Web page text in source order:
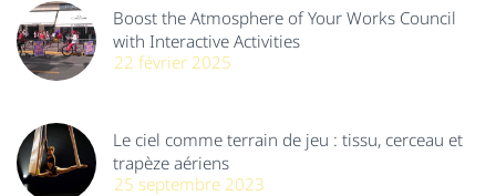
Boost the Atmosphere of Your Works Council
with Interactive Activities
22 février 2025
Le ciel comme terrain de jeu : tissu, cerceau et
trapèze aériens
25 septembre 2023